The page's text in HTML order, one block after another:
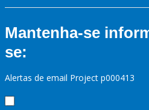
Mantenha-se
se:
Alertas de email Project p000413